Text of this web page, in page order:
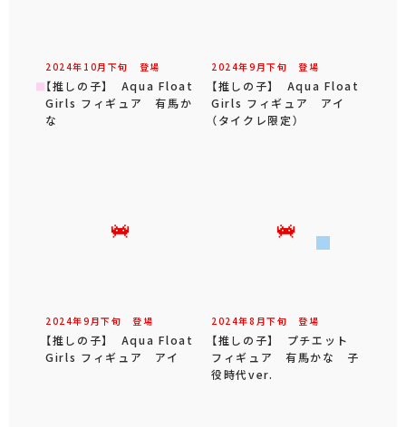
2024年 10月 下旬 登場
【推しの子】 Aqua Float
Girls フィギュア 有馬か
な
2024年9 月下旬 登場
【推しの子】 Aqua Float
Girls フィギュア アイ
（タイクレ限定）
2024年9 月下旬 登場
【推しの子】 Aqua Float
Girls フィギュア アイ
2024年8 月下旬 登場
【推しの子】 プチエット
フィギュア 有馬かな 子
役時代ver.